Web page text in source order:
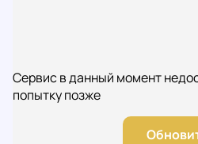
Сервис в данный момент
попытку позже